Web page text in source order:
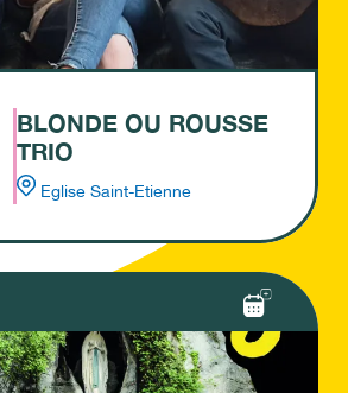
BLONDE OU ROUSSE
TRIO
Eglise Saint-Etienne